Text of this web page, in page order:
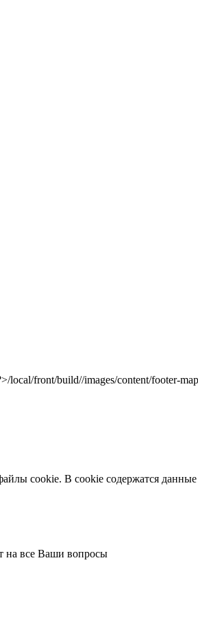
/local/front/build//images/content/footer-
cookie. В cookie содержатся
на все Ваши вопросы